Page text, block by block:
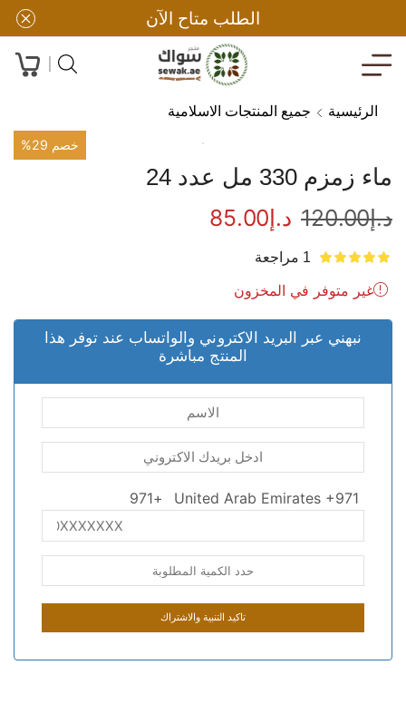
الطلب متاح الآن
الرئيسية جميع المنتجات الاسلامية
خصم 29%
ماء زمزم 330 مل عدد 24
د.إ120.00 د.إ85.00
1 مراجعة
غير متوفر في المخزون
نبهني عبر البريد الاكتروني والواتساب عند توفر هذا
المنتج مباشرة
United Arab Emirates +971
+971